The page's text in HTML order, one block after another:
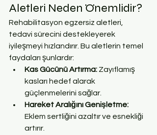
Aletleri Neden Önemlidir?
Rehabilitasyon egzersiz aletleri,
tedavi sürecini destekleyerek
iyileşmeyi hızlandırır. Bu aletlerin temel
faydaları şunlardır:
Kas Gücünü Artırma: Zayıflamış
kasları hedef alarak
güçlenmelerini sağlar.
Hareket Aralığını Genişletme:
Eklem sertliğini azaltır ve esnekliği
artırır.